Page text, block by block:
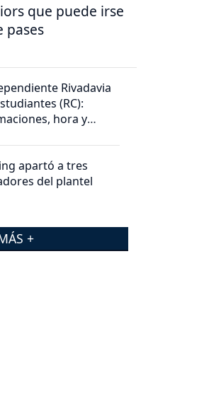
que puede irse
pases
Rivadavia
(RC):
hora y
apartó a tres
del plantel
+